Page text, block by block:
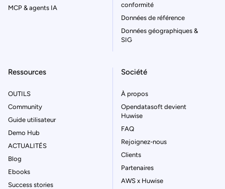
MCP & agents IA
conformité
Données de référence
Données géographiques &
SIG
Ressources
OUTILS
Community
Guide utilisateur
Demo Hub
ACTUALITÉS
Blog
Ebooks
Success stories
Société
À propos
Opendatasoft devient
Huwise
FAQ
Rejoignez-nous
Clients
Partenaires
AWS x Huwise